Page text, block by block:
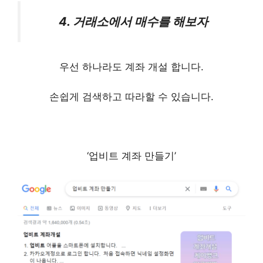
4. 거래소에서 매수를 해보자
우선 하나라도 계좌 개설 합니다.
손쉽게 검색하고 따라할 수 있습니다.
‘업비트 계좌 만들기’